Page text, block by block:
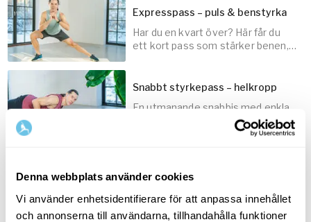
Denna webbplats använder cookies
Vi använder enhetsidentifierare för att anpassa innehållet
och annonserna till användarna, tillhandahålla funktioner
15 min
Expresspass – puls & benstyrka
Har du en kvart över? Här får du
ett kort pass som stärker benen,
Snabbt styrkepass – helkropp
En utmanande snabbis med enkla
och effektiva övningar som
En härlig genomkörare för mage,
rumpa och lår – med kroppen som
redskap.